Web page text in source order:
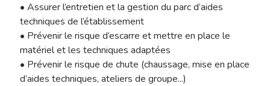
• Assurer l’entretien et la gestion du parc d’aides
techniques de l’établissement
• Prévenir le risque d’escarre et mettre en place le
matériel et les techniques adaptées
• Prévenir le risque de chute (chaussage, mise en place
d’aides techniques, ateliers de groupe...)